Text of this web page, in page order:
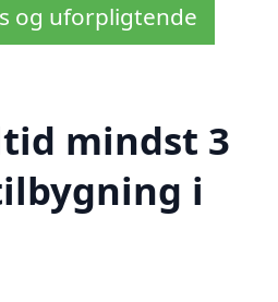
og uforpligtende
mindst 3
i